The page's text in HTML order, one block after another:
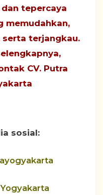
tepercaya
memudahkan,
serta terjangkau.
CV. Putra
sosial: